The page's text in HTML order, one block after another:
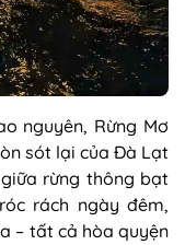
nguyên, Rừng Mơ
sót lại của Đà Lạt
rừng thông bạt
rách ngày đêm,
– tất cả hòa quyện